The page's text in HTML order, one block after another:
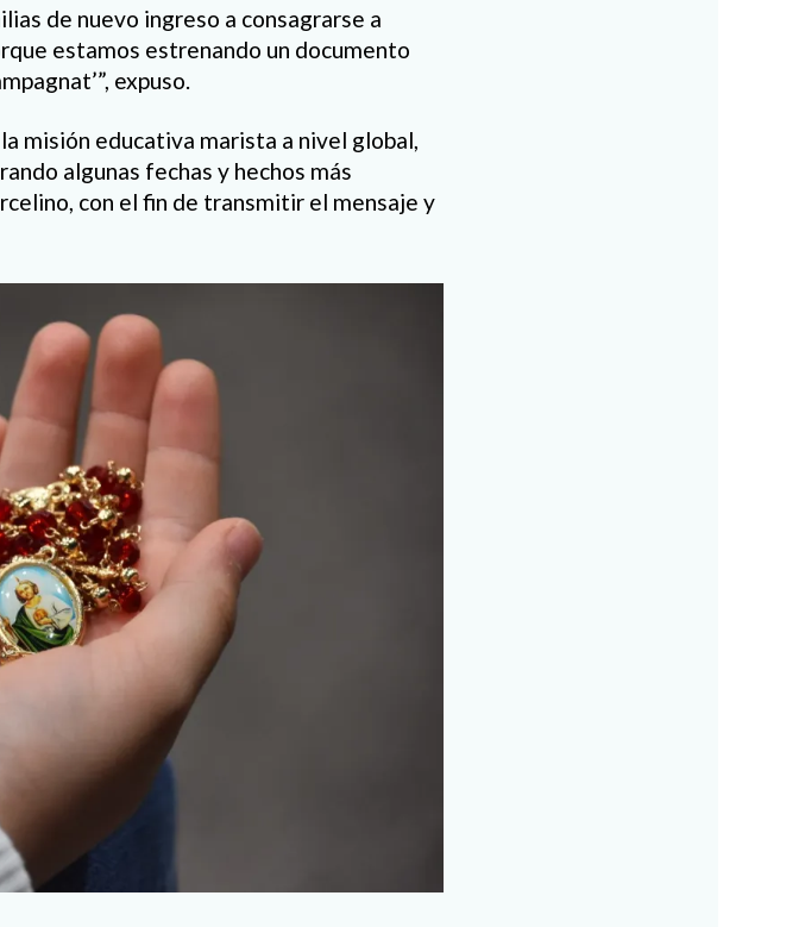
de nuevo ingreso a consagrarse a
estamos estrenando un documento
expuso.
misión educativa marista a nivel global,
algunas fechas y hechos más
con el fin de transmitir el mensaje y